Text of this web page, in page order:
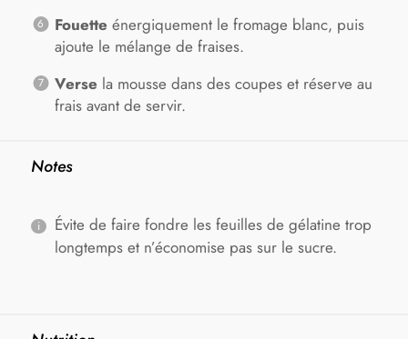
Fouette énergiquement le fromage blanc, puis
ajoute le mélange de fraises.
Verse la mousse dans des coupes et réserve au
frais avant de servir.
Notes
Évite de faire fondre les feuilles de gélatine trop
longtemps et n’économise pas sur le sucre.